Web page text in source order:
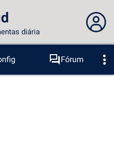
diária
Você não está logado...
Acesso ao site
Fórum
Ferramentas